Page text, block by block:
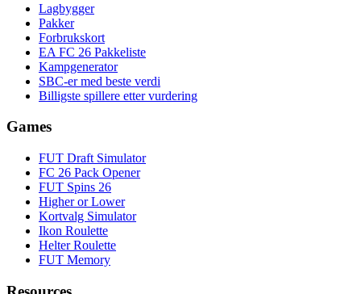
Lagbygger
Pakker
Forbrukskort
EA FC 26 Pakkeliste
Kampgenerator
SBC-er med beste verdi
Billigste spillere etter vurdering
Games
FUT Draft Simulator
FC 26 Pack Opener
FUT Spins 26
Higher or Lower
Kortvalg Simulator
Ikon Roulette
Helter Roulette
FUT Memory